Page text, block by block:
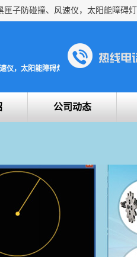
仪，太阳能障碍灯安全提示灯
公司动态